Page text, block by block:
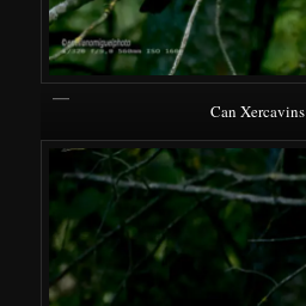
Can Xercavins